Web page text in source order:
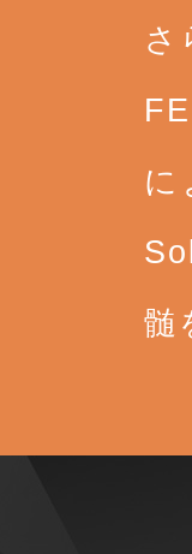
さ
に
髄